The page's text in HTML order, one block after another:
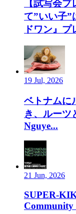
【試写会
て”いい子”
ドワン』プ
19 Jul, 2026
ベトナムに
き、ルーツ
Nguye...
21 Jun, 2026
SUPER-
Community